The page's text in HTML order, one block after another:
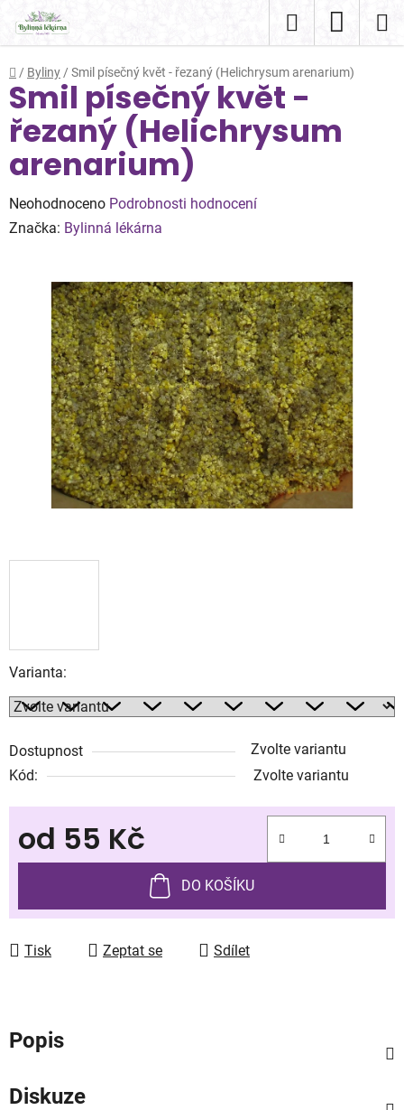
obsah
Hledat
KOŠÍK
Domů
/ Byliny / Smil písečný květ - řezaný (Helichrysum arenarium)
Varianta:
Dostupnost
Zvolte variantu
Kód:
Zvolte variantu
od 55 Kč
Měrná cena:
DO KOŠÍKU
Tisk Zeptat se Sdílet
Smil písečný květ -
řezaný (Helichrysum
arenarium)
Průměrné
hodnocení
hvězdiček.
Neohodnoceno Podrobnosti hodnocení
Značka: Bylinná lékárna
Popis
Diskuze